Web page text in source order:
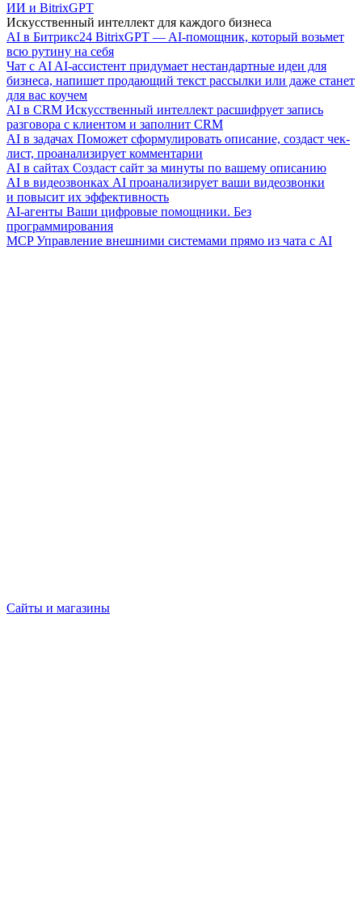
ИИ и BitrixGPT
Искусственный интеллект для каждого бизнеса
AI в Битрикс24 BitrixGPT — AI-помощник, который возьмет
всю рутину на себя
Чат с AI AI-ассистент придумает нестандартные идеи для
бизнеса, напишет продающий текст рассылки или даже станет
для вас коучем
AI в CRM Искусственный интеллект расшифрует запись
разговора с клиентом и заполнит CRM
AI в задачах Поможет сформулировать описание, создаст чек-
лист, проанализирует комментарии
AI в сайтах Создаст сайт за минуты по вашему описанию
AI в видеозвонках AI проанализирует ваши видеозвонки
и повысит их эффективность
AI-агенты Ваши цифровые помощники. Без
программирования
MCP Управление внешними системами прямо из чата с AI
Сайты и магазины